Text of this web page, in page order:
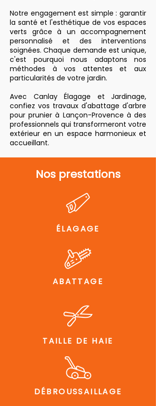
Notre engagement est simple : garantir
la santé et l'esthétique de vos espaces
verts grâce à un accompagnement
personnalisé et des interventions
soignées. Chaque demande est unique,
c'est pourquoi nous adaptons nos
méthodes à vos attentes et aux
particularités de votre jardin.
Avec Canlay Élagage et Jardinage,
confiez vos travaux d'abattage d'arbre
pour prunier à Lançon-Provence à des
professionnels qui transformeront votre
extérieur en un espace harmonieux et
accueillant.
Nos prestations
ÉLAGAGE
ABATTAGE
TAILLE DE HAIE
DÉBROUSSAILLAGE